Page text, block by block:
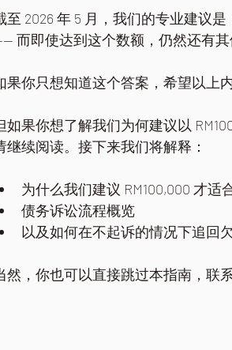
至 2026 年 5 月，我们的专业建议
而即使达到这个数额，仍然还有其
果你只想知道这个答案，希望以上
如果你想了解我们为何建议以
继续阅读。接下来我们将解释：
为什么我们建议 RM100,000 才适
债务诉讼流程概览
以及如何在不起诉的情况下追回
然，你也可以直接跳过本指南，联